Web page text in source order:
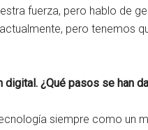
fuerza, pero hablo de
pero tenemos
¿Qué pasos se han
siempre como un